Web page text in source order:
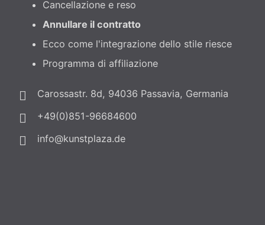
Cancellazione e reso
Annullare il contratto
Ecco come l'integrazione dello stile riesce
Programma di affiliazione
Carossastr. 8d, 94036 Passavia, Germania
+49(0)851-96684600
info@kunstplaza.de